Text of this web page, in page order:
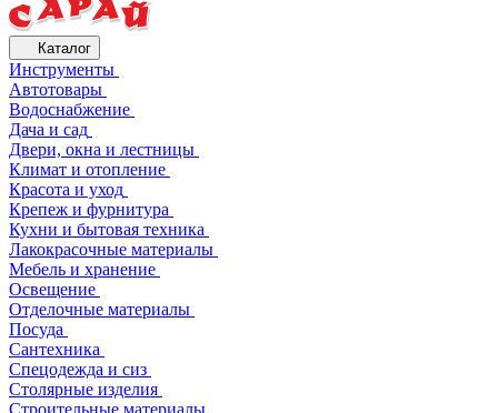
Каталог
Инструменты
Автотовары
Водоснабжение
Дача и сад
Двери, окна и лестницы
Климат и отопление
Красота и уход
Крепеж и фурнитура
Кухни и бытовая техника
Лакокрасочные материалы
Мебель и хранение
Освещение
Отделочные материалы
Посуда
Сантехника
Спецодежда и сиз
Столярные изделия
Строительные материалы